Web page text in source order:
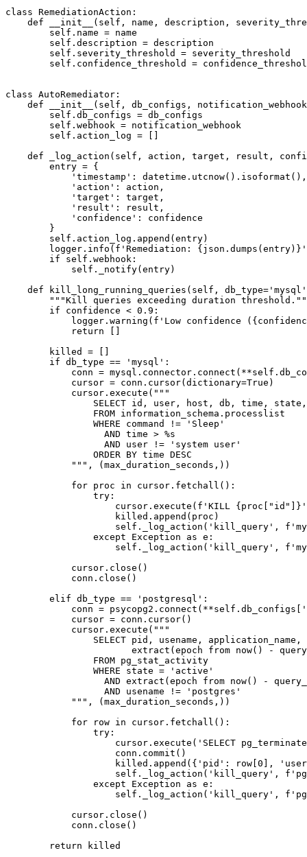
class RemediationAction:
def __init__(self, name, description,
        self.name = name
        self.description = description
        self.severity_threshold = severity_threshold
self.confidence_threshold =
class AutoRemediator:
def __init__(self, db_configs,
        self.db_configs = db_configs
        self.webhook = notification_webhook
        self.action_log = []
def _log_action(self, action, target, result,
        entry = {
            'timestamp': datetime.utcnow().isoformat(),
            'action': action,
            'target': target,
            'result': result,
            'confidence': confidence
        }
        self.action_log.append(entry)
logger.info(f'Remediation:
        if self.webhook:
            self._notify(entry)
def kill_long_running_queries(self,
"""Kill queries exceeding duration
        if confidence < 0.9:
logger.warning(f'Low confidence
            return []
        killed = []
        if db_type == 'mysql':
conn =
            cursor = conn.cursor(dictionary=True)
            cursor.execute("""
SELECT id, user, host, db, time,
                FROM information_schema.processlist
                WHERE command != 'Sleep'
                  AND time > %s
                  AND user != 'system user'
                ORDER BY time DESC
            """, (max_duration_seconds,))
            for proc in cursor.fetchall():
                try:
cursor.execute(f'KILL
                    killed.append(proc)
self._log_action('kill_query',
                except Exception as e:
self._log_action('kill_query',
            cursor.close()
            conn.close()
        elif db_type == 'postgresql':
conn =
            cursor = conn.cursor()
            cursor.execute("""
SELECT pid, usename, application_name,
extract(epoch from now() -
                FROM pg_stat_activity
                WHERE state = 'active'
AND extract(epoch from now() -
                  AND usename != 'postgres'
            """, (max_duration_seconds,))
            for row in cursor.fetchall():
                try:
cursor.execute('SELECT
                    conn.commit()
killed.append({'pid': row[0],
self._log_action('kill_query',
                except Exception as e:
self._log_action('kill_query',
            cursor.close()
            conn.close()
        return killed